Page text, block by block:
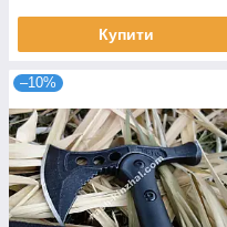
Купити
–10%